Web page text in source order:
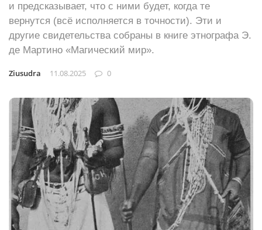
и предсказывает, что с ними будет, когда те
вернутся (всё исполняется в точности). Эти и
другие свидетельства собраны в книге этнографа Э.
де Мартино «Магический мир».
Ziusudra 11.08.2025 0